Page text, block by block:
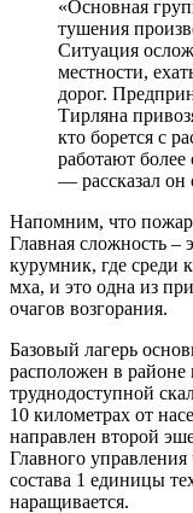
«Основная
тушения
Ситуация
местности,
дорог.
Тирляна
кто борется с
работают
— рассказал он
Напомним, что пожар
Главная сложность –
курумник, где среди
мха, и это одна из
очагов возгорания.
Базовый лагерь
расположен в
труднодоступной
10 километрах от
направлен второй
Главного
состава 1 единицы
наращивается.